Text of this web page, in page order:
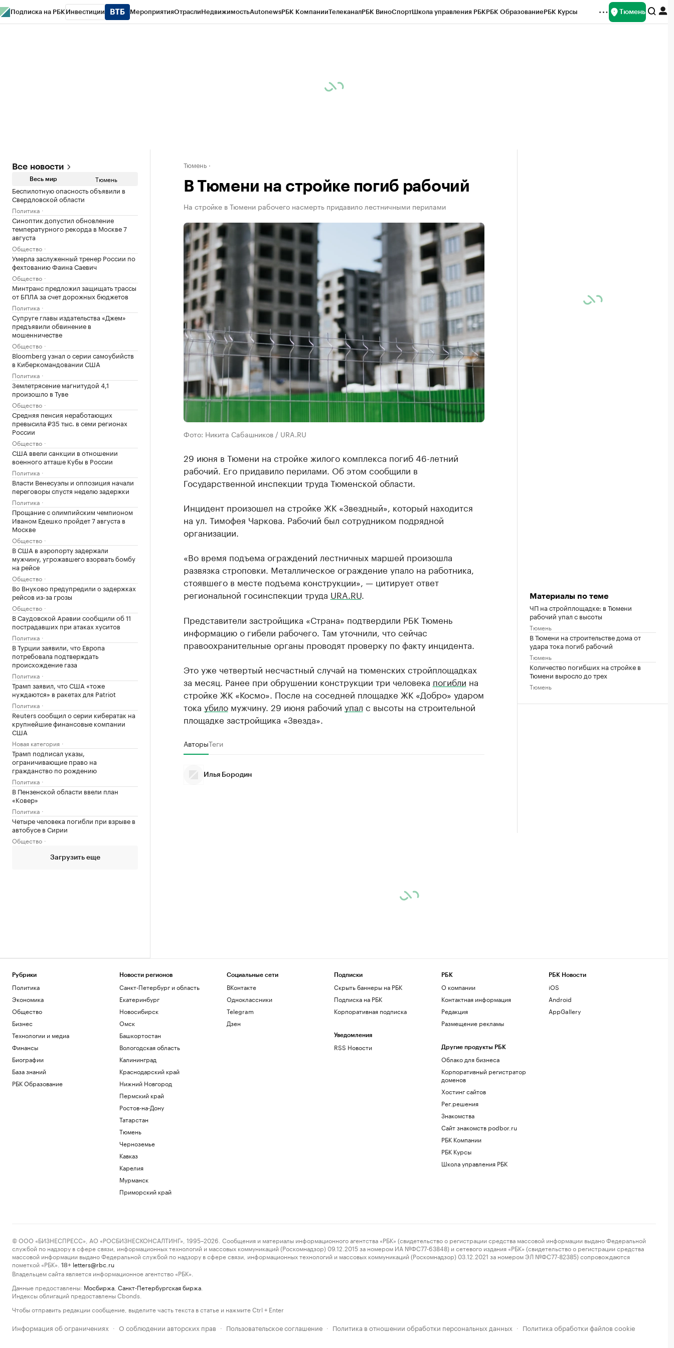
Подписка на РБК Инвестиции МероприятияОтраслиНедвижимостьAutonewsРБК КомпанииТелеканалРБК ВиноСпортШкола управления РБКРБК ОбразованиеРБК Курсы Тюмень
Все новости
Весь мир Тюмень
Беспилотную опасность объявили в
Свердловской области
Политика
Синоптик допустил обновление
температурного рекорда в Москве 7
августа
Общество
Умерла заслуженный тренер России по
фехтованию Фаина Саевич
Общество
Минтранс предложил защищать трассы
от БПЛА за счет дорожных бюджетов
Политика
Супруге главы издательства «Джем»
предъявили обвинение в
мошенничестве
Общество
Bloomberg узнал о серии самоубийств
в Киберкомандовании США
Политика
Землетрясение магнитудой 4,1
произошло в Туве
Общество
Средняя пенсия неработающих
превысила ₽35 тыс. в семи регионах
России
Общество
США ввели санкции в отношении
военного атташе Кубы в России
Политика
Власти Венесуэлы и оппозиция начали
переговоры спустя неделю задержки
Политика
Прощание с олимпийским чемпионом
Иваном Едешко пройдет 7 августа в
Москве
Общество
В США в аэропорту задержали
мужчину, угрожавшего взорвать бомбу
на рейсе
Общество
Во Внуково предупредили о задержках
рейсов из-за грозы
Общество
В Саудовской Аравии сообщили об 11
пострадавших при атаках хуситов
Политика
В Турции заявили, что Европа
потребовала подтверждать
происхождение газа
Политика
Трамп заявил, что США «тоже
нуждаются» в ракетах для Patriot
Политика
Reuters сообщил о серии кибератак на
крупнейшие финансовые компании
США
Новая категория
Трамп подписал указы,
ограничивающие право на
гражданство по рождению
Политика
В Пензенской области ввели план
«Ковер»
Политика
Четыре человека погибли при взрыве в
автобусе в Сирии
Общество
Загрузить еще
Тюмень
В Тюмени на стройке погиб рабочий
На стройке в Тюмени рабочего насмерть придавило лестничными перилами
Фото: Никита Сабашников / URA.RU
29 июня в Тюмени на стройке жилого комплекса погиб 46-летний
рабочий. Его придавило перилами. Об этом сообщили в
Государственной инспекции труда Тюменской области.
Инцидент произошел на стройке ЖК «Звездный», который находится
на ул. Тимофея Чаркова. Рабочий был сотрудником подрядной
организации.
«Во время подъема ограждений лестничных маршей произошла
развязка строповки. Металлическое ограждение упало на работника,
стоявшего в месте подъема конструкции», — цитирует ответ
региональной госинспекции труда URA.RU.
Представители застройщика «Страна» подтвердили РБК Тюмень
информацию о гибели рабочего. Там уточнили, что сейчас
правоохранительные органы проводят проверку по факту инцидента.
Это уже четвертый несчастный случай на тюменских стройплощадках
за месяц. Ранее при обрушении конструкции три человека погибли на
стройке ЖК «Космо». После на соседней площадке ЖК «Добро» ударом
тока убиломужчину. 29 июня рабочий упал с высоты на строительной
площадке застройщика «Звезда».
АвторыТеги
Илья Бородин
Материалы по теме
ЧП на стройплощадке: в Тюмени
рабочий упал с высоты
Тюмень
В Тюмени на строительстве дома от
удара тока погиб рабочий
Тюмень
Количество погибших на стройке в
Тюмени выросло до трех
Тюмень
Рубрики
Политика
Экономика
Общество
Бизнес
Технологии и медиа
Финансы
Биографии
База знаний
РБК Образование
Новости регионов
Санкт-Петербург и область
Екатеринбург
Новосибирск
Омск
Башкортостан
Вологодская область
Калининград
Краснодарский край
Нижний Новгород
Пермский край
Ростов-на-Дону
Татарстан
Тюмень
Черноземье
Кавказ
Карелия
Мурманск
Приморский край
Социальные сети
ВКонтакте
Одноклассники
Telegram
Дзен
Подписки
Скрыть баннеры на РБК
Подписка на РБК
Корпоративная подписка
Уведомления
RSS Новости
РБК
О компании
Контактная информация
Редакция
Размещение рекламы
Другие продукты РБК
Облако для бизнеса
Корпоративный регистратор
доменов
Хостинг сайтов
Рег.решения
Знакомства
Сайт знакомств podbor.ru
РБК Компании
РБК Курсы
Школа управления РБК
РБК Новости
iOS
Android
AppGallery
© ООО «БИЗНЕСПРЕСС», АО «РОСБИЗНЕСКОНСАЛТИНГ», 1995–2026. Сообщения и материалы информационного агентства «РБК» (свидетельство о регистрации средства массовой информации выдано Федеральной
службой по надзору в сфере связи, информационных технологий и массовых коммуникаций (Роскомнадзор) 09.12.2015 за номером ИА №ФС77-63848) и сетевого издания «РБК» (свидетельство о регистрации средства
массовой информации выдано Федеральной службой по надзору в сфере связи, информационных технологий и массовых коммуникаций (Роскомнадзор) 03.12.2021 за номером ЭЛ №ФС77-82385) сопровождаются
пометкой «РБК».
18+ letters@rbc.ru
Владельцем сайта является информационное агентство «РБК».
Данные предоставлены: Мосбиржа Санкт-Петербургская биржа
Индексы облигаций предоставлены Cbonds.
Чтобы отправить редакции сообщение, выделите часть текста в статье и нажмите Ctrl + Enter
Информация об ограничениях · О соблюдении авторских прав · Пользовательское соглашение · Политика в отношении обработки персональных данных · Политика обработки файлов cookie